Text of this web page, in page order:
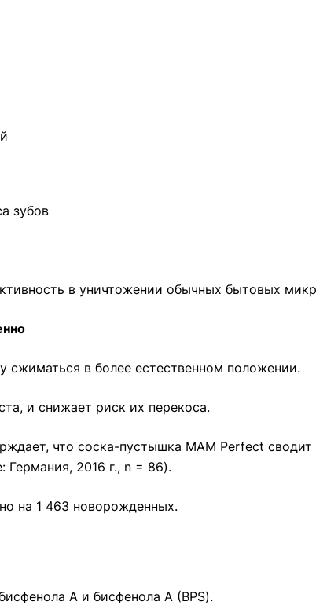
зубов
в уничтожении обычных бытовых
сжиматься в более естественном положении.
и снижает риск их перекоса.
что соска-пустышка MAM Perfect
2016 г., n = 86).
на 1 463 новорожденных.
А и бисфенола А (BPS).